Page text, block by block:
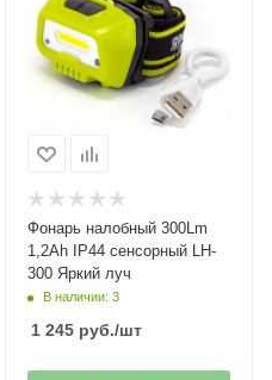
Фонарь налобный 300Lm
1,2Ah IP44 сенсорный LH-
300 Яркий луч
В наличии: 3
1 245руб./шт